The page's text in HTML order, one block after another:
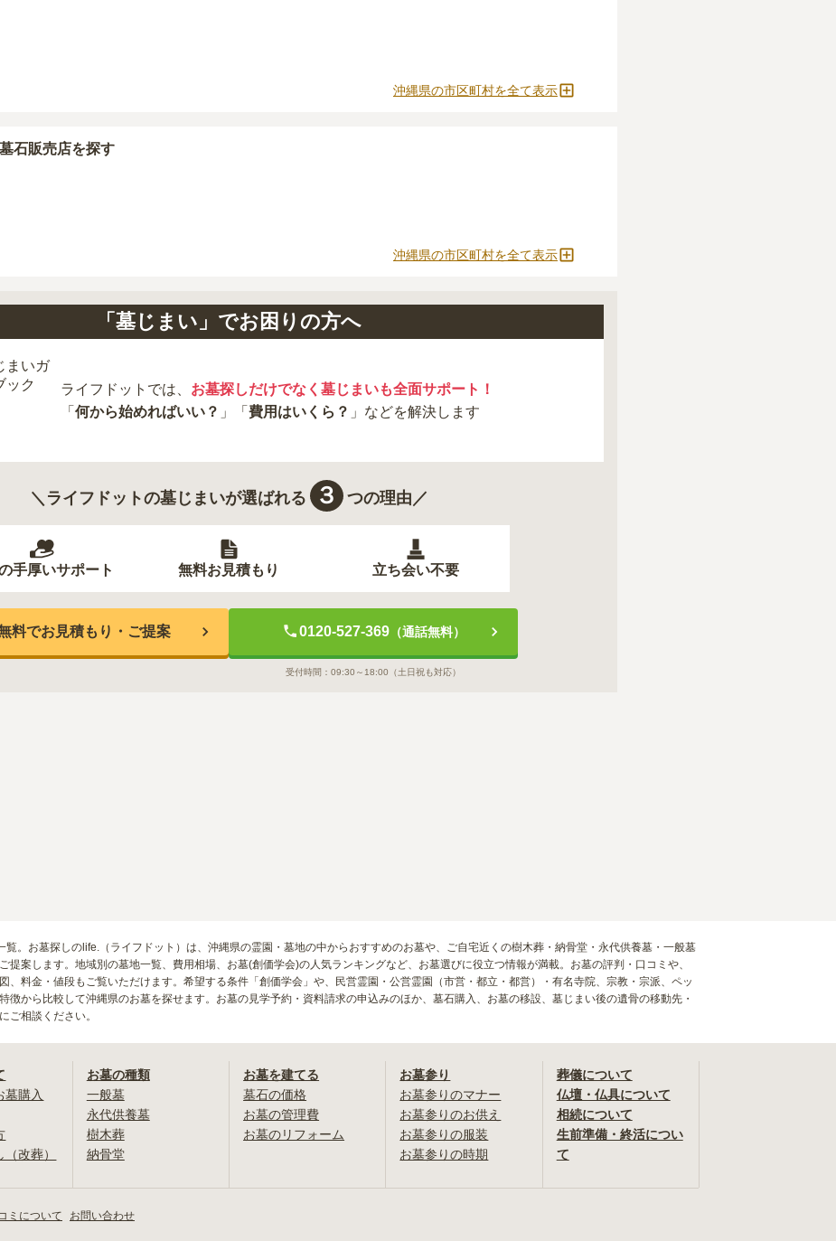
い場合は、資料請求でも各霊園の詳しい料金案内を取り寄せることができます。
沖縄県の市区町村を全て表示
石販売店を探す
沖縄県の市区町村を全て表示
「墓じまい」でお困りの方へ
ライフドットでは、 お墓探しだけでなく墓じまいも全面サポート！
「 何から始めればいい？ 」「 費用はいくら？ 」などを解決します
＼ライフドットの墓じまいが選ばれる ３ つの理由／
手厚いサポート 無料お見積もり 立ち会い不要
料でお見積もり・ご提案 0120-527-369（通話無料）
受付時間： 09:30～18:00 （土日祝も対応）
覧。お墓探しのlife.（ライフドット）は、沖縄県の霊園・墓地の中からおすすめのお墓や、ご自宅近くの樹木葬・納骨堂・永代供養墓・一般墓
提案します。地域別の墓地一覧、費用相場、お墓(創価学会)の人気ランキングなど、お墓選びに役立つ情報が満載。お墓の評判・口コミや、
、料金・値段もご覧いただけます。希望する条件「創価学会」や、民営霊園・公営霊園（市営・都立・都営）・有名寺院、宗教・宗派、ペッ
徴から比較して沖縄県のお墓を探せます。お墓の見学予約・資料請求の申込みのほか、墓石購入、お墓の移設、墓じまい後の遺骨の移動先・
ご相談ください。
墓購入
改葬）
お墓の種類
一般墓
永代供養墓
樹木葬
納骨堂
お墓を建てる
墓石の価格
お墓の管理費
お墓のリフォーム
お墓参り
お墓参りのマナー
お墓参りのお供え
お墓参りの服装
お墓参りの時期
葬儀について
仏壇・仏具について
相続について
生前準備・終活につい
て
ミについて お問い合わせ